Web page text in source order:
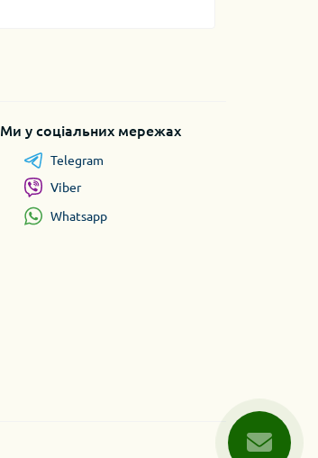
Ми у соціальних мережах
Telegram
Viber
Whatsapp